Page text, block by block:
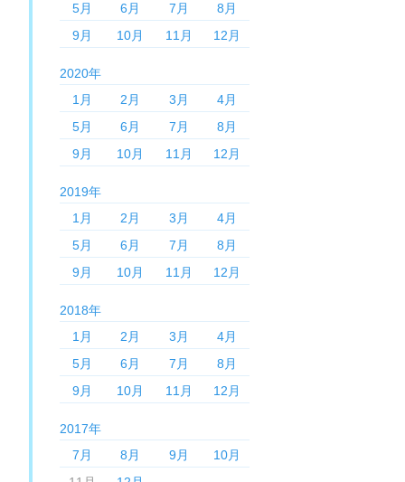
5月
6月 7月
8月
9月
10月 11月 12月
2020年
1月
2月 3月
4月
5月
6月 7月
8月
9月
10月 11月 12月
2019年
1月
2月 3月
4月
5月
6月 7月
8月
9月
10月 11月 12月
2018年
1月
2月 3月
4月
5月
6月 7月
8月
9月
10月 11月 12月
2017年
7月
8月 9月
10月